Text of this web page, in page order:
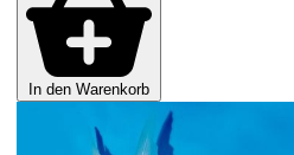
In den Warenkorb